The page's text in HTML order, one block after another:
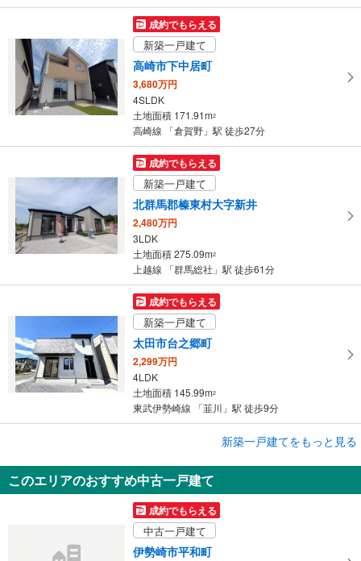
成約でもらえる
新築一戸建て
高崎市下中居町
3,680万円
4SLDK
土地面積 171.91m2
高崎線 「倉賀野」駅 徒歩27分
成約でもらえる
新築一戸建て
北群馬郡榛東村大字新井
2,480万円
3LDK
土地面積 275.09m2
上越線 「群馬総社」駅 徒歩61分
成約でもらえる
新築一戸建て
太田市台之郷町
2,299万円
4LDK
土地面積 145.99m2
東武伊勢崎線 「韮川」駅 徒歩9分
太田市台之郷町
2,098万円
4LDK
土地面積 145.98m
東武伊勢崎線 「韮川」駅 徒歩9分
新築一戸建てをもっと見る
このエリアのおすすめ中古一戸建て
成約でもらえる
中古一戸建て
伊勢崎市平和町